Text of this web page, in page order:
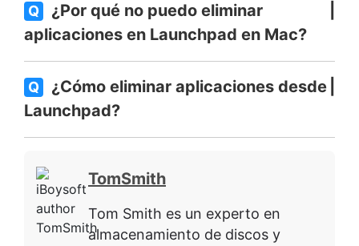
Q
¿Por qué no puedo eliminar
aplicaciones en Launchpad en Mac?
Q
¿Cómo eliminar aplicaciones desde
Launchpad?
TomSmith
Tom Smith es un experto en
almacenamiento de discos y